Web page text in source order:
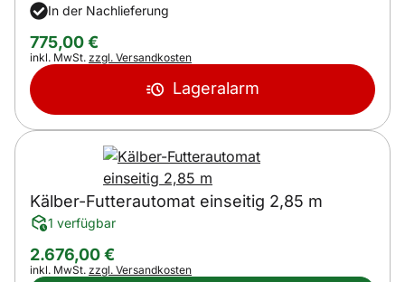
In der Nachlieferung
775,00€
Steuerhinweis:
inkl. MwSt. zzgl. Versandkosten
Lageralarm
Kälber-Futterautomat einseitig 2,85 m
1 verfügbar
2.676,00€
Steuerhinweis:
inkl. MwSt. zzgl. Versandkosten